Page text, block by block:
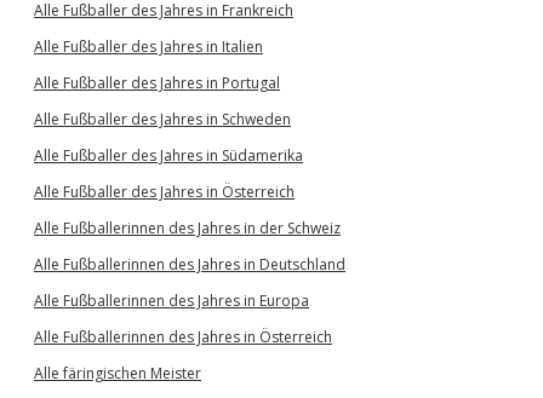
Alle Fußballer des Jahres in Frankreich
Alle Fußballer des Jahres in Italien
Alle Fußballer des Jahres in Portugal
Alle Fußballer des Jahres in Schweden
Alle Fußballer des Jahres in Südamerika
Alle Fußballer des Jahres in Österreich
Alle Fußballerinnen des Jahres in der Schweiz
Alle Fußballerinnen des Jahres in Deutschland
Alle Fußballerinnen des Jahres in Europa
Alle Fußballerinnen des Jahres in Österreich
Alle färingischen Meister